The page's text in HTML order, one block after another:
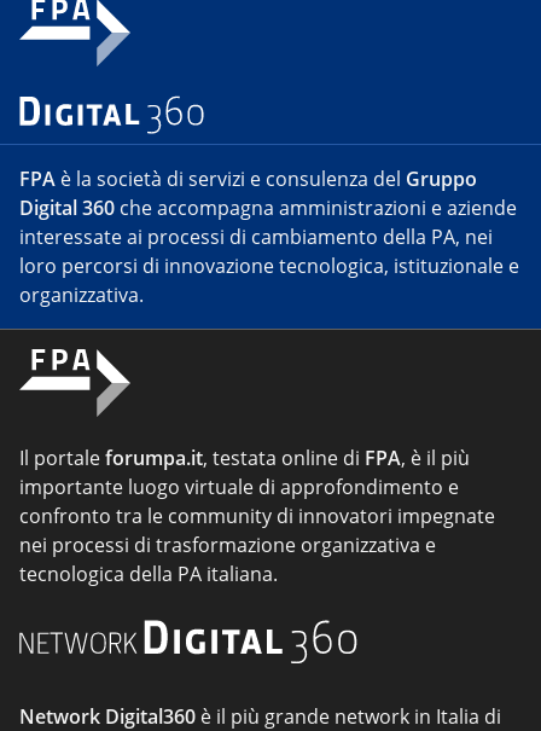
FPA è la società di servizi e consulenza del Gruppo
Digital 360 che accompagna amministrazioni e aziende
interessate ai processi di cambiamento della PA, nei
loro percorsi di innovazione tecnologica, istituzionale e
organizzativa.
Il portaleforumpa.it, testata online di FPA, è il più
importante luogo virtuale di approfondimento e
confronto tra le community di innovatori impegnate
nei processi di trasformazione organizzativa e
tecnologica della PA italiana.
Network Digital360 è il più grande network in Italia di